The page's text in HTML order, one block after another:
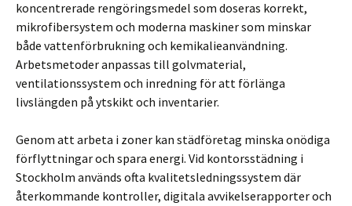
koncentrerade rengöringsmedel som doseras korrekt,
mikrofibersystem och moderna maskiner som minskar
både vattenförbrukning och kemikalieanvändning.
Arbetsmetoder anpassas till golvmaterial,
ventilationssystem och inredning för att förlänga
livslängden på ytskikt och inventarier.
Genom att arbeta i zoner kan städföretag minska onödiga
förflyttningar och spara energi. Vid kontorsstädning i
Stockholm används ofta kvalitetsledningssystem där
återkommande kontroller, digitala avvikelserapporter och